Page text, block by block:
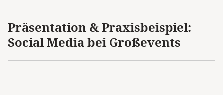
Präsentation & Praxisbeispiel:
Social Media bei Großevents